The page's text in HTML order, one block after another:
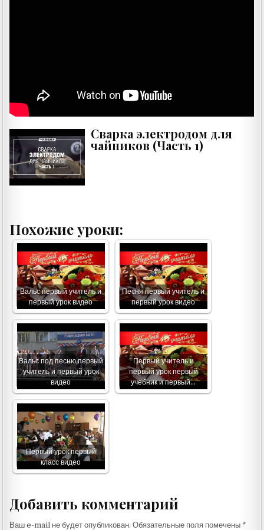
Сварка электродом для
чайников (Часть 1)
Похожие уроки:
Вальс первый учитель и
первый урок видео
Песня первый учитель и
первый урок видео
Вальс под песню первый
учитель и первый урок
видео
Первый учитель и
первый урок первый
учебник и первый…
Первый урок первый
класс видео
Добавить комментарий
Ваш e-mail не будет опубликован. Обязательные поля помечены *